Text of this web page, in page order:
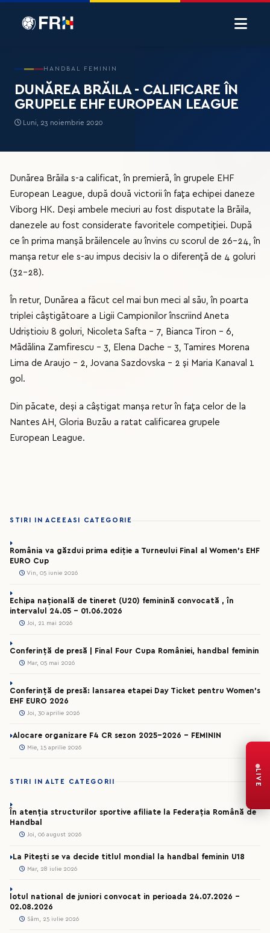
HANDBAL FEMININ
DUNĂREA BRĂILA - CALIFICARE ÎN
GRUPELE EHF EUROPEAN LEAGUE
Luni, 23 noiembrie 2020
Dunărea Brăila s-a calificat, în premieră, în grupele EHF
European League, după două victorii în fața echipei daneze
Viborg HK. Deși ambele meciuri au fost disputate la Brăila,
danezele au fost considerate favoritele competiției. După
ce în prima manșă brăilencele au învins cu scorul de 26-24, în
manșa retur ele s-au impus decisiv la o diferență de 4 goluri
(32-28).
În retur, Dunărea a făcut cel mai bun meci al său, în poarta
triplei câștigătoare a Ligii Campionilor înscriind Aneta
Udriştioiu 8 goluri, Nicoleta Safta - 7, Bianca Tiron - 6,
Mădălina Zamfirescu - 3, Elena Dache - 3, Tamires Morena
Lima de Araujo - 2, Jovana Sazdovska - 2 și Maria Kanaval 1
gol.
Din păcate, deşi a câştigat manşa retur în fața celor de la
Nantes AH, Gloria Buzău a ratat calificarea grupele
European League.
STIRI IN ACEEASI CATEGORIE
România va găzdui prima ediție a Turneului Final al Women’s EHF
EURO Cup
Vin, 05 iunie 2026
Echipa națională de tineret (U20) feminină convocată , în
intervalul 24.05 – 01.06.2026
Joi, 21 mai 2026
Conferință de presă | Final Four Cupa României, handbal feminin
Mar, 05 mai 2026
Conferință de presă: lansarea etapei Day Ticket pentru Women’s
EHF EURO 2026
Joi, 30 aprilie 2026
Alocare organizare F4 CR sezon 2025-2026 - FEMININ
Mie, 15 aprilie 2026
STIRI IN ALTE CATEGORII
În atenția structurilor sportive afiliate la Federația Română de
Handbal
Joi, 06 august 2026
La Pitești se va decide titlul mondial la handbal feminin U18
Mar, 28 iulie 2026
lotul national de juniori convocat in perioada 24.07.2026 –
02.08.2026
Sâm, 25 iulie 2026
LIVE